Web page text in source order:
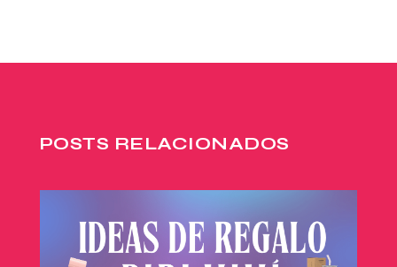
POSTS RELACIONADOS